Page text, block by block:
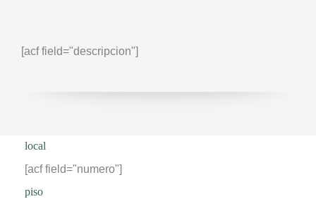
[acf field="descripcion"]
local
[acf field="numero"]
piso